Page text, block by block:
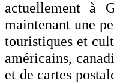
actuellement à
maintenant une
touristiques et
américains,
et de cartes